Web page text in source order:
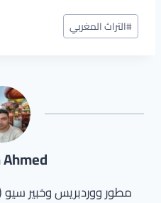
وسوم
المقال:
#التراث المغربي